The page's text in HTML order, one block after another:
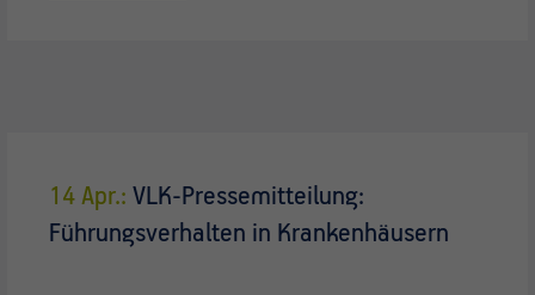
14 Apr.: VLK-Pressemitteilung:
Führungsverhalten in Krankenhäusern